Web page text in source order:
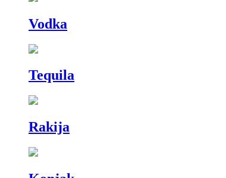
Vodka
Tequila
Rakija